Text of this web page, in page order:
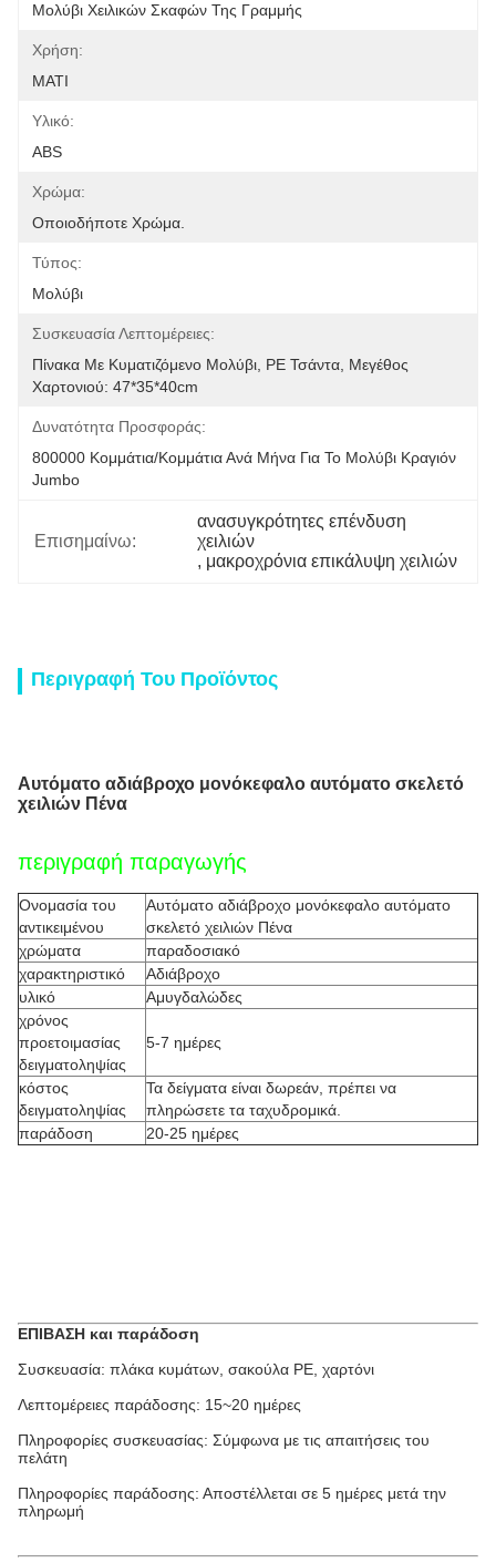
Μολύβι Χειλικών Σκαφών Της Γραμμής
Χρήση:
ΜΑΤΙ
Υλικό:
ABS
Χρώμα:
Οποιοδήποτε Χρώμα.
Τύπος:
Μολύβι
Συσκευασία Λεπτομέρειες:
Πίνακα Με Κυματιζόμενο Μολύβι, PE Τσάντα, Μεγέθος
Χαρτονιού: 47*35*40cm
Δυνατότητα Προσφοράς:
800000 Κομμάτια/κομμάτια Ανά Μήνα Για Το Μολύβι Κραγιόν
Jumbo
Επισημαίνω:
ανασυγκρότητες επένδυση
χειλιών
, μακροχρόνια επικάλυψη χειλιών
Περιγραφή Του Προϊόντος
Αυτόματο αδιάβροχο μονόκεφαλο αυτόματο σκελετό
χειλιών Πένα
περιγραφή παραγωγής
Ονομασία του
αντικειμένου
Αυτόματο αδιάβροχο μονόκεφαλο αυτόματο
σκελετό χειλιών Πένα
χρώματα
παραδοσιακό
χαρακτηριστικό
Αδιάβροχο
υλικό
Αμυγδαλώδες
χρόνος
προετοιμασίας
δειγματοληψίας
5-7 ημέρες
κόστος
δειγματοληψίας
Τα δείγματα είναι δωρεάν, πρέπει να
πληρώσετε τα ταχυδρομικά.
παράδοση
20-25 ημέρες
ΕΠΙΒΑΣΗ και παράδοση
Συσκευασία: πλάκα κυμάτων, σακούλα PE, χαρτόνι
Λεπτομέρειες παράδοσης: 15~20 ημέρες
Πληροφορίες συσκευασίας: Σύμφωνα με τις απαιτήσεις του
πελάτη
Πληροφορίες παράδοσης: Αποστέλλεται σε 5 ημέρες μετά την
πληρωμή